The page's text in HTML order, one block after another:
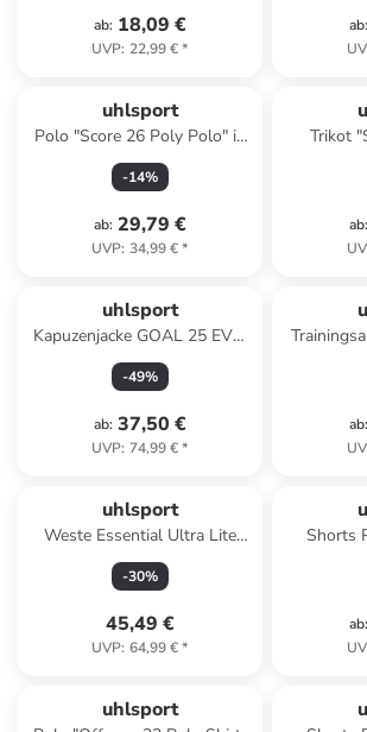
ab: 18,09 €
UVP: 22,99 €*
ab:
uhlsport
Polo "Score 26 Poly Polo" in
Blau
-14%
ab: 29,79 €
UVP: 34,99 €*
Trikot
ab:
uhlsport
Kapuzenjacke GOAL 25 EVO
WOVEN HOOD JACKET in
grün/lagune
-49%
ab: 37,50 €
UVP: 74,99 €*
ab:
uhlsport
Weste Essential Ultra Lite
Vest Women in schwarz
-30%
45,49 €
UVP: 64,99 €*
Shorts
ab:
uhlsport